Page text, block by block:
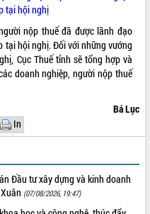
tại hội nghị
nộp thuế đã được lãnh đạo
tại hội nghị. Đối với những vướng
Cục Thuế tỉnh sẽ tổng hợp và
doanh nghiệp, người nộp thuế
Bá Lục
In
Đầu tư xây dựng và kinh doanh
(07/08/2026, 19:47)